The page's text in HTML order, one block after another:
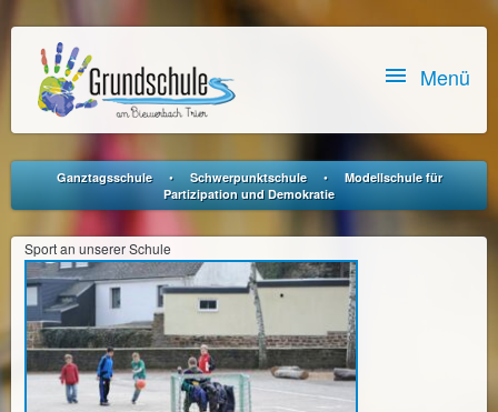
 Menü
Ganztagsschule • Schwerpunktschule •
Modellschule für
Partizipation und Demokratie
Sport an unserer Schule